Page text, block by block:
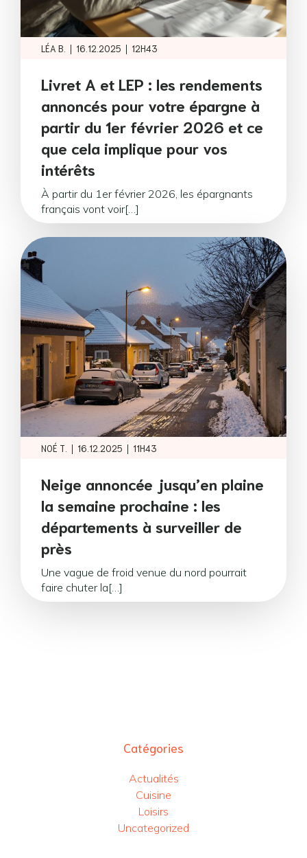
LÉA B. | 16.12.2025 | 12H43
Livret A et LEP : les rendements
annoncés pour votre épargne à
partir du 1er février 2026 et ce
que cela implique pour vos
intérêts
À partir du 1er février 2026, les épargnants
français vont voir[…]
NOÉ T. | 16.12.2025 | 11H43
Neige annoncée jusqu’en plaine
la semaine prochaine : les
départements à surveiller de
près
Une vague de froid venue du nord pourrait
faire chuter la[…]
Catégories
Actualités
Cuisine
Loisirs
Uncategorized